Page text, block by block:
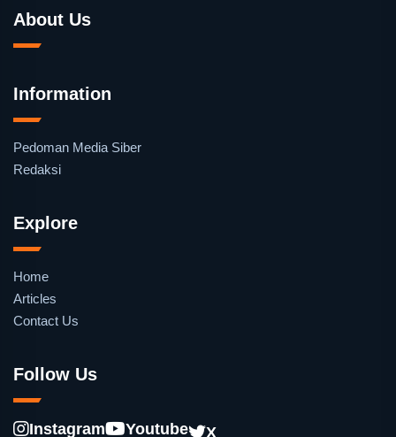
About Us
Information
Pedoman Media Siber
Redaksi
Explore
Home
Articles
Contact Us
Follow Us
Instagram Youtube X